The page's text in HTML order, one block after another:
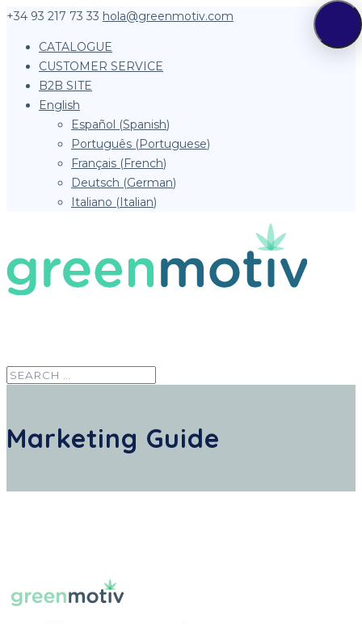
+34 93 217 73 33 hola@greenmotiv.com
CATALOGUE
CUSTOMER SERVICE
B2B SITE
English
Español (Spanish)
Português (Portuguese)
Français (French)
Deutsch (German)
Italiano (Italian)
Marketing Guide